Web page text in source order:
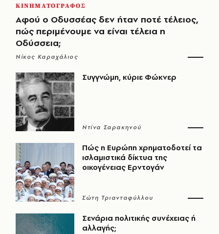
ΚΙΝΗΜΑΤΟΓΡΑΦΟΣ
Αφού ο Οδυσσέας δεν ήταν ποτέ τέλειος,
πώς περιμένουμε να είναι τέλεια η
Οδύσσεια;
Νίκος Καραχάλιος
Συγγνώμη, κύριε Φώκνερ
Ντίνα Σαρακηνού
Πώς η Ευρώπη χρηματοδοτεί τα
ισλαμιστικά δίκτυα της
οικογένειας Ερντογάν
Σώτη Τριανταφύλλου
Σενάρια πολιτικής συνέχειας ή
αλλαγής;